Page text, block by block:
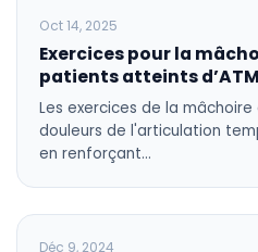
Oct 14, 2025
Exercices pour la
patients atteints d’ATM
Les exercices de la
douleurs de l'articulation
en renforçant…
BLOG
Déc 9, 2024